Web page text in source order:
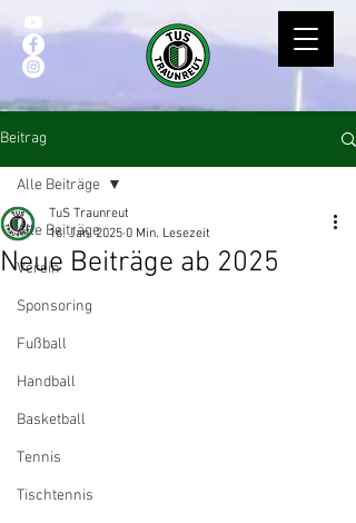
Beitrag
Alle Beiträge
Verein
Sponsoring
Fußball
Handball
Basketball
Tennis
Tischtennis
Alle Beiträge
Neue Beiträge ab 2025
TuS Traunreut
16. Jan. 2025 0 Min. Lesezeit